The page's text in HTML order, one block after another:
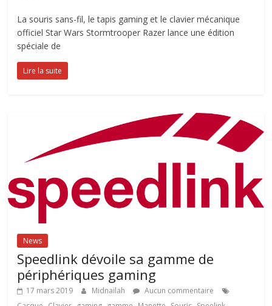
La souris sans-fil, le tapis gaming et le clavier mécanique
officiel Star Wars Stormtrooper Razer lance une édition
spéciale de
Lire la suite
News
Speedlink dévoile sa gamme de
périphériques gaming
17 mars 2019 Midnailah
Aucun commentaire